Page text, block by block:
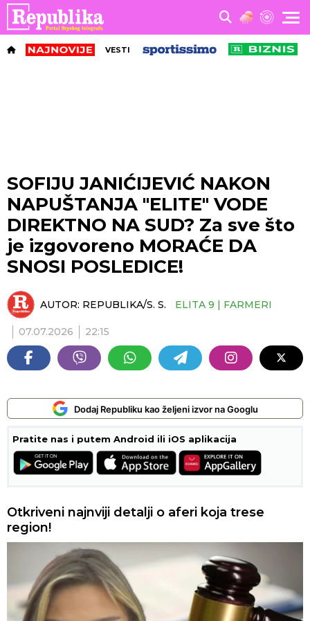
VESTI
SOFIJU JANIĆIJEVIĆ NAKON
NAPUŠTANJA "ELITE" VODE
DIREKTNO NA SUD? Za sve što
je izgovoreno MORAĆE DA
SNOSI POSLEDICE!
AUTOR: REPUBLIKA/S. S. ELITA 9 | FARMERI
07.07.2026 22:15
Dodaj Republiku kao željeni izvor na Googlu
Pratite nas i putem Android ili iOS aplikacija
Otkriveni najnviji detalji o aferi koja trese
region!